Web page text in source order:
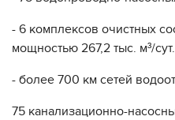
- 6 комплексов очистных
мощностью 267,2 тыс. м³/сут.
- более 700 км сетей
75 канализационно-